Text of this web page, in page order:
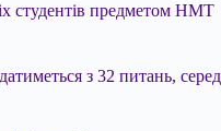
студентів предметом НМТ
з 32 питань, серед